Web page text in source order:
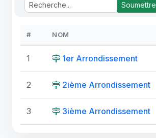
Soumettre
# NOM
1 1er Arrondissement
2 2ième Arrondissement
3 3ième Arrondissement